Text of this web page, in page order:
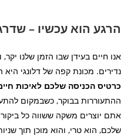
הרגע הוא עכשיו –
אנו חיים בעידן שבו הזמן שלנו
נדירים. מכונת קפה של דלונגי
כרטיס הכניסה שלכם לאיכות
ההתעוררות בבוקר, כשבמקום
אתם יוצרים משקה ששווה כל
שלכם, הוא טרי, והוא מוכן תוך